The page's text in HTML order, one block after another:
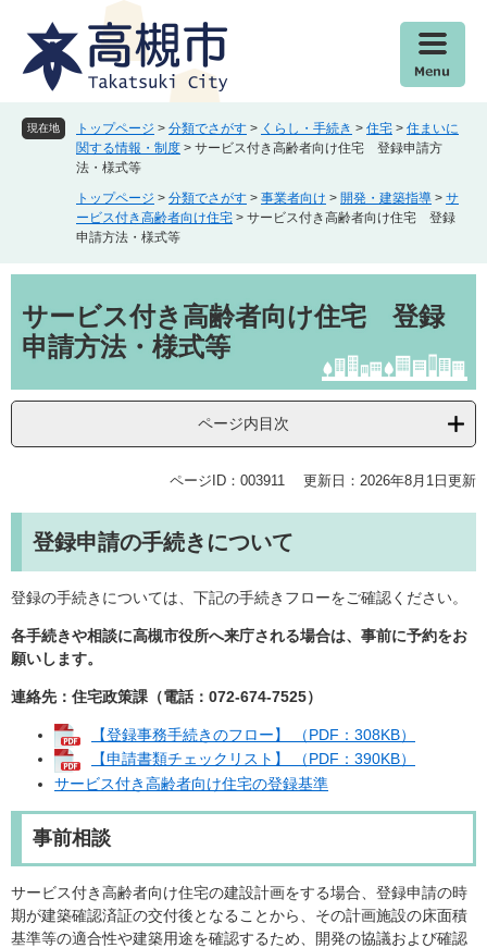
現在地 トップページ > 分類でさがす > くらし・手続き > 住宅 > 住まいに
関する情報・制度 > サービス付き高齢者向け住宅 登録申請方
法・様式等
トップページ > 分類でさがす > 事業者向け > 開発・建築指導 > サ
ービス付き高齢者向け住宅 > サービス付き高齢者向け住宅 登録
申請方法・様式等
文サービス付き高齢者向け住宅 登録
申請方法・様式等
ページ内目次
ページID：003911 更新日：2026年8月1日更新
登録申請の手続きについて
登録の手続きについては、下記の手続きフローをご確認ください。
各手続きや相談に高槻市役所へ来庁される場合は、事前に予約をお
願いします。
連絡先：住宅政策課（電話：072-674-7525）
【登録事務手続きのフロー】 （PDF：308KB）
【申請書類チェックリスト】 （PDF：390KB）
サービス付き高齢者向け住宅の登録基準
事前相談
サービス付き高齢者向け住宅の建設計画をする場合、登録申請の時
期が建築確認済証の交付後となることから、その計画施設の床面積
基準等の適合性や建築用途を確認するため、開発の協議および確認